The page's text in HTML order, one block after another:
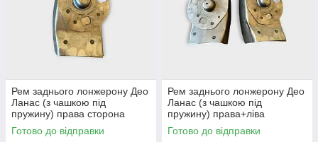
Рем заднього лонжерону Део
Ланас (з чашкою під
пружину) права сторона
Готово до відправки
Рем заднього лонжерону Део
Ланас (з чашкою під
пружину) права+ліва
Готово до відправки